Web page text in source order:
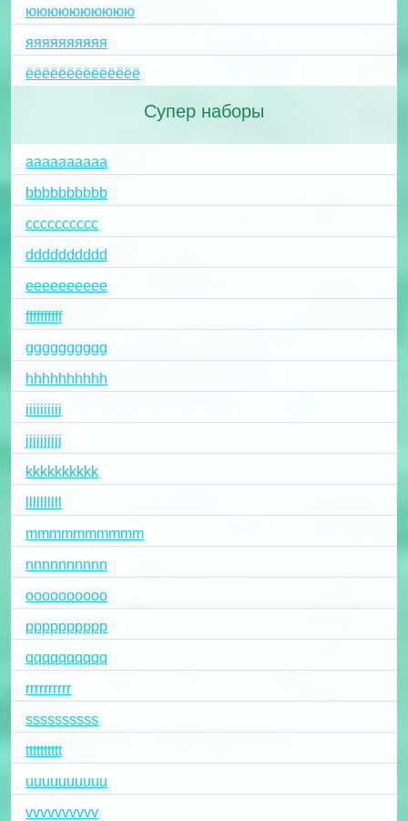
юююююююююю
яяяяяяяяяя
ёёёёёёёёёёёёёё
Супер наборы
aaaaaaaaaa
bbbbbbbbbb
cccccccccc
dddddddddd
eeeeeeeeee
ffffffffff
gggggggggg
hhhhhhhhhh
iiiiiiiiii
jjjjjjjjjj
kkkkkkkkkk
mmmmmmmmmm
nnnnnnnnnn
oooooooooo
pppppppppp
qqqqqqqqqq
rrrrrrrrrr
ssssssssss
tttttttttt
uuuuuuuuuu
vvvvvvvvvv